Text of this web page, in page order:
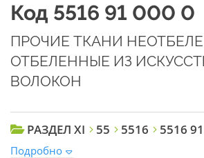
Код 5516 91 000 0
ПРОЧИЕ ТКАНИ
ОТБЕЛЕННЫЕ ИЗ
ВОЛОКОН
РАЗДЕЛ XI 55 5516 5516
Подробно